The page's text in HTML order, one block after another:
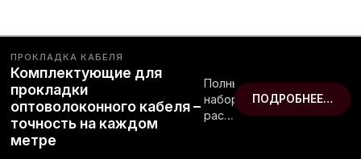
ПРОКЛАДКА КАБЕЛЯ
Комплектующие для
прокладки
оптоволоконного кабеля –
точность на каждом
метре
Полный
набор
расходных
ПОДРОБНЕЕ…